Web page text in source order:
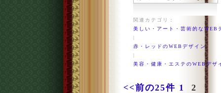
関連カテゴリ：
美しい・アート・芸術的なWEB
|
赤・レッドのWEBデザイン
|
美容・健康・エステのWEBデザ
<<前の25件 1 2